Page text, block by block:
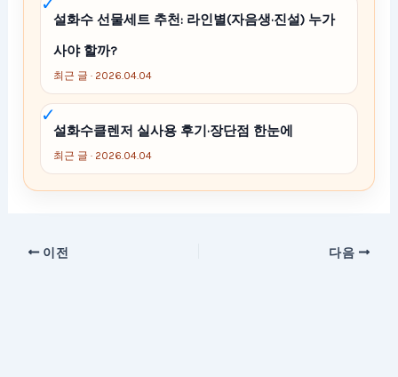
설화수 선물세트 추천: 라인별(자음생·진설) 누가
사야 할까?
최근 글 · 2026.04.04
설화수클렌저 실사용 후기·장단점 한눈에
최근 글 · 2026.04.04
이전 다음